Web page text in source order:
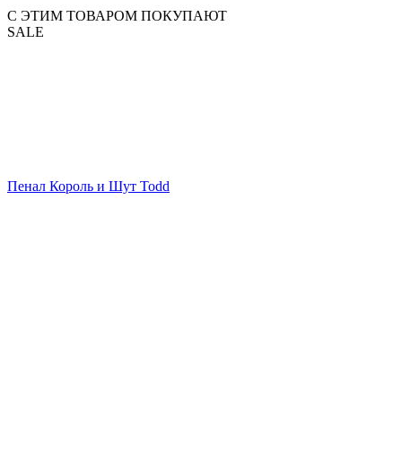
С ЭТИМ ТОВАРОМ ПОКУПАЮТ
SALE
Пенал Король и Шут Todd